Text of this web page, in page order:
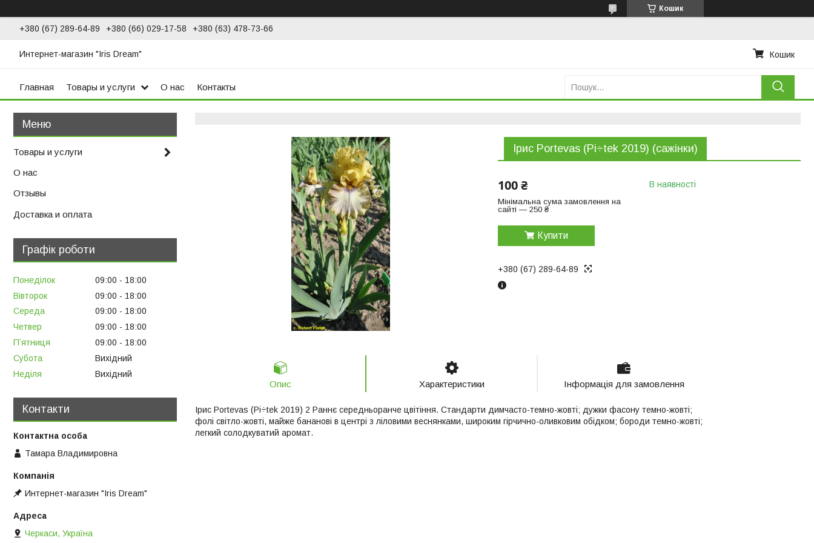
Кошик
+380 (67) 289-64-89 +380 (66) 029-17-58 +380 (63) 478-73-66
Интернет-магазин "Iris Dream" Кошик
Главная Товары и услуги О нас Контакты
Ірис Portevas (Pi÷tek 2019) (сажінки)
100 ₴
Мінімальна сума замовлення на
сайті — 250 ₴
В наявності
Купити
+380 (67) 289-64-89
Опис Характеристики Інформація для замовлення
Ірис Portevas (Pi÷tek 2019) 2 Раннє середньоранче цвітіння. Стандарти димчасто-темно-жовті; дужки фасону темно-жовті;
фолі світло-жовті, майже бананові в центрі з ліловими веснянками, широким гірчично-оливковим обідком; бороди темно-жовті;
легкий солодкуватий аромат.
Товары и услуги
О нас
Отзывы
Доставка и оплата
Графік роботи
Понеділок 09:00
18:00
Вівторок
09:00
18:00
Середа
09:00
18:00
Четвер
09:00
18:00
Пʼятниця
09:00
18:00
Субота
Вихідний
Неділя
Вихідний
Контакти
Тамара Владимировна
Интернет-магазин "Iris Dream"
Черкаси, Україна